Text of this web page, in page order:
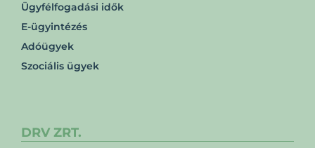
Ügyfélfogadási idők
E-ügyintézés
Adóügyek
Szociális ügyek
DRV ZRT.